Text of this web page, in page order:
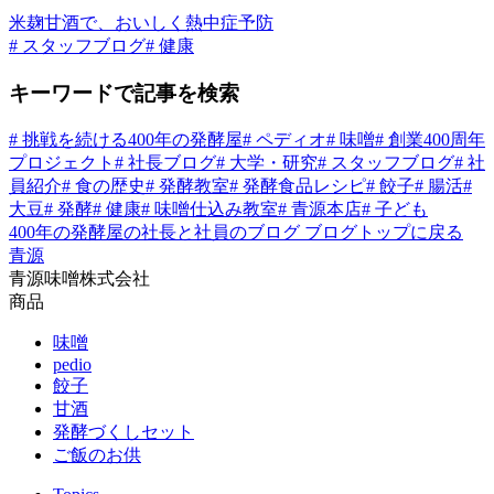
米麹甘酒で、おいしく熱中症予防
# スタッフブログ# 健康
キーワードで記事を検索
# 挑戦を続ける400年の発酵屋# ペディオ# 味噌# 創業400周年
プロジェクト # 社長ブログ# 大学・研究# スタッフブログ# 社
員紹介# 食の歴史# 発酵教室# 発酵食品レシピ# 餃子# 腸活#
大豆# 発酵# 健康# 味噌仕込み教室# 青源本店# 子ども
400年の発酵屋の社長と社員のブログ ブログトップに戻る
青源
青源味噌株式会社
商品
味噌
pedio
餃子
甘酒
発酵づくしセット
ご飯のお供